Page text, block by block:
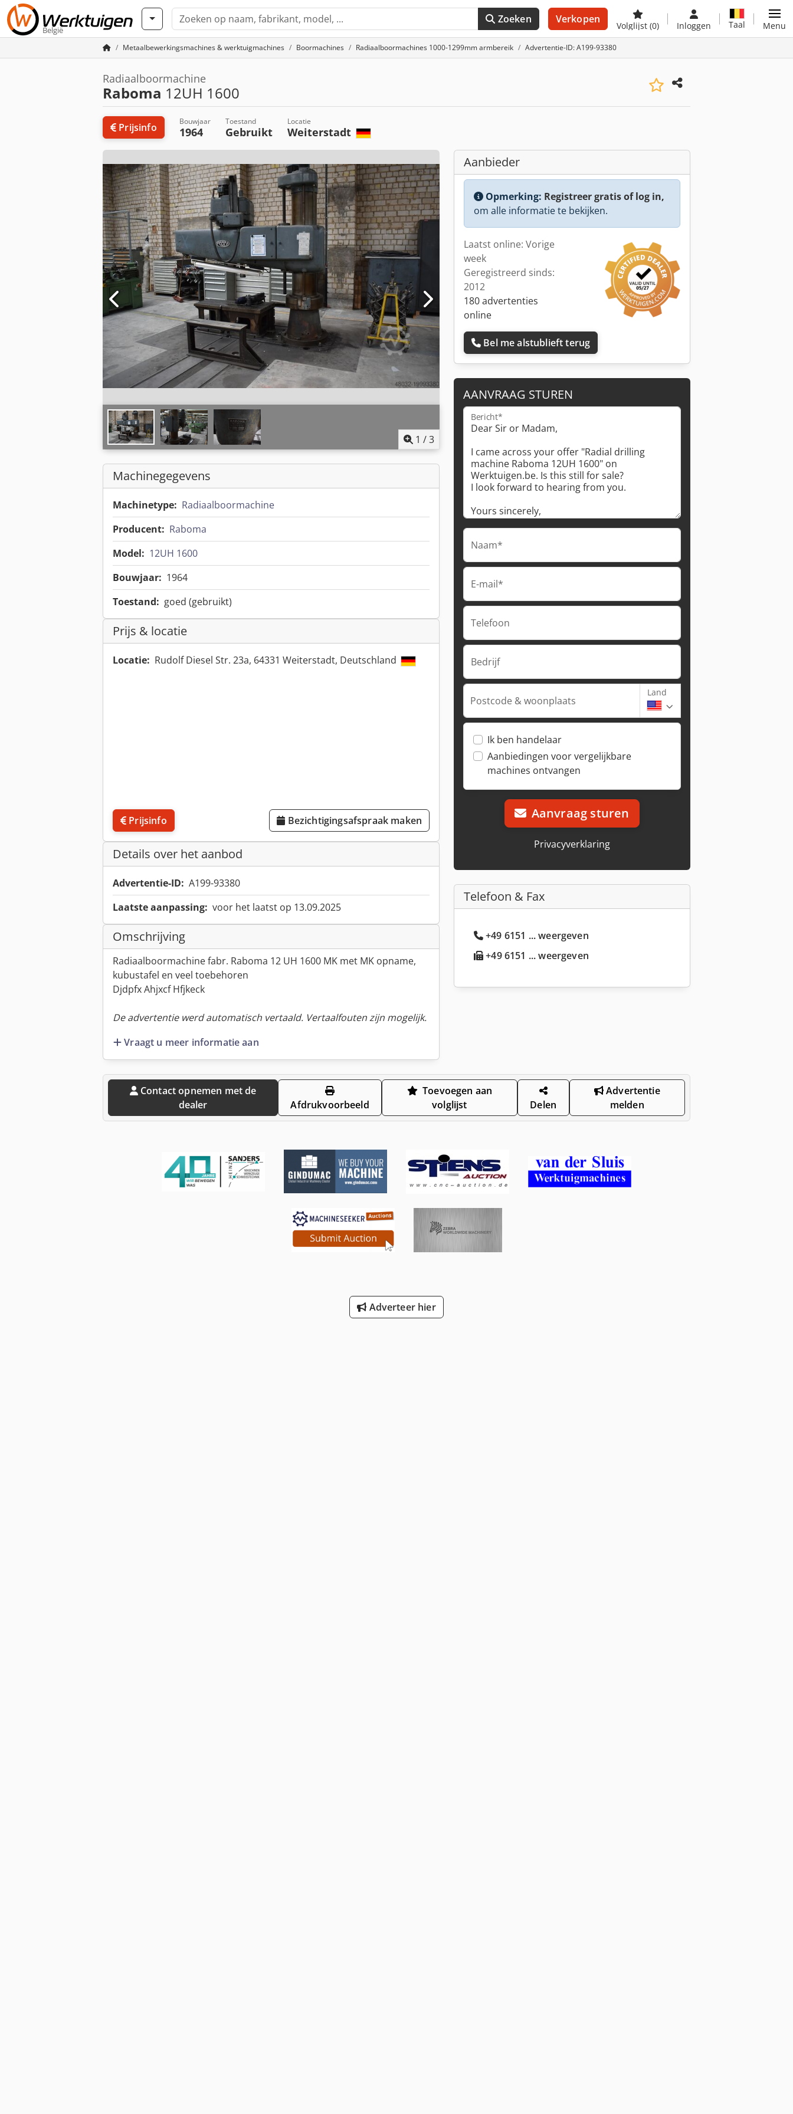
België
Zoeken Verkopen
Volglijst (0) Inloggen Taal Menu
Metaalbewerkingsmachines & werktuigmachines Boormachines Radiaalboormachines 1000-1299mm armbereik Advertentie-ID: A199-93380
Radiaalboormachine
Raboma 12UH 1600
Prijsinfo Bouwjaar
1964
Toestand
Gebruikt
Locatie
Weiterstadt
1 /3
Machinegegevens
Machinetype: Radiaalboormachine
Producent: Raboma
Model: 12UH 1600
Bouwjaar: 1964
Toestand: goed (gebruikt)
Prijs & locatie
Locatie: Rudolf Diesel Str. 23a, 64331 Weiterstadt, Deutschland
Prijsinfo Bezichtigingsafspraak maken
Details over het aanbod
Advertentie-ID: A199-93380
Laatste aanpassing: voor het laatst op 13.09.2025
Omschrijving
Radiaalboormachine fabr. Raboma 12 UH 1600 MK met MK opname,
kubustafel en veel toebehoren
Djdpfx Ahjxcf Hfjkeck
De advertentie werd automatisch vertaald. Vertaalfouten zijn mogelijk.
Vraagt u meer informatie aan
Aanbieder
Opmerking: Registreer gratis of log in,
om alle informatie te bekijken.
Laatst online: Vorige
week
Geregistreerd sinds:
2012
180 advertenties
online
Bel me alstublieft terug
AANVRAAG STUREN
Bericht*
Naam*
E-mail*
Telefoon
Bedrijf
Postcode & woonplaats
Land
Ik ben handelaar
Aanbiedingen voor vergelijkbare
machines ontvangen
Aanvraag sturen
Privacyverklaring
Telefoon & Fax
+49 6151 ... weergeven
+49 6151 ... weergeven
Contact opnemen met de
dealer
Afdrukvoorbeeld
Toevoegen aan
volglijst
Delen
Advertentie
melden
Adverteer hier